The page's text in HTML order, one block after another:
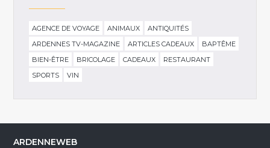
AGENCE DE VOYAGE ANIMAUX
ANTIQUITÉS
ARDENNES TV-MAGAZINE
ARTICLES CADEAUX
BAPTÊME
BIEN-ÊTRE
BRICOLAGE CADEAUX
RESTAURANT
SPORTS
VIN
ARDENNEWEB